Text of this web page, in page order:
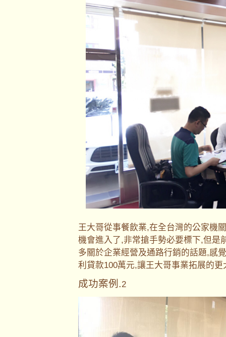
王大哥從事餐飲業,在全台灣的公家機
機會進入了,非常搶手勢必要標下,但是
多關於企業經營及通路行銷的話題,感
利貸款100萬元,讓王大哥事業拓展的
成功案例.2